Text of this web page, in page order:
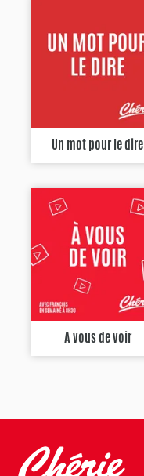
Un mot pour le dire
A vous de voir